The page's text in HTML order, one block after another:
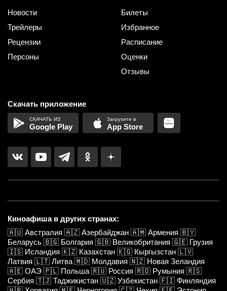
Новости
Трейлеры
Рецензии
Персоны
Билеты
Избранное
Расписание
Оценки
Отзывы
Скачать приложение
Google Play App Store
Киноафиша в других странах:
🇦🇺 Австралия 🇦🇿 Азербайджан 🇦🇲 Армения 🇧🇾
Беларусь 🇧🇬 Болгария 🇬🇧 Великобритания 🇬🇪 Грузия
🇮🇸 Исландия 🇰🇿 Казахстан 🇰🇬 Кыргызстан 🇱🇻
Латвия 🇱🇹 Литва 🇲🇩 Молдавия 🇳🇿 Новая Зеландия
🇦🇪 ОАЭ 🇵🇱 Польша 🇷🇺 Россия 🇷🇴 Румыния 🇷🇸
Сербия 🇹🇯 Таджикистан 🇺🇿 Узбекистан 🇫🇮 Финляндия